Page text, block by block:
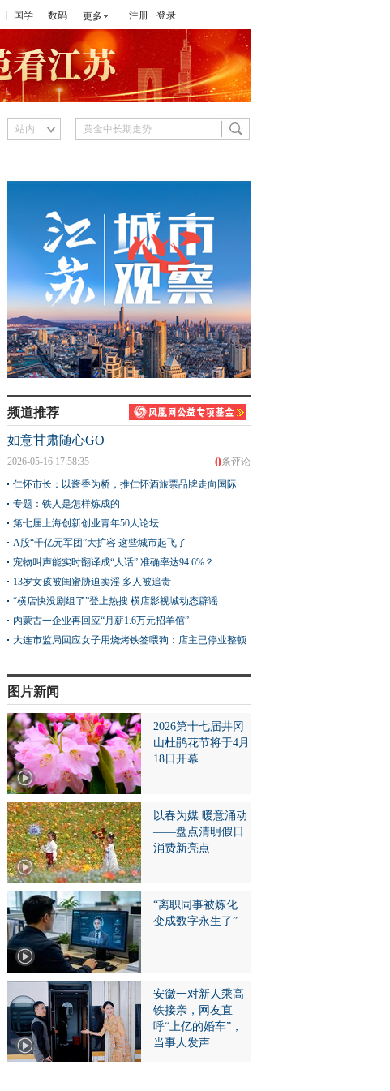
国学 数码 更多 注册 登录
站内
频道推荐
如意甘肃随心GO
0条评论
2026-05-16 17:58:35
仁怀市长：以酱香为桥，推仁怀酒旅票品牌走向国际
专题：铁人是怎样炼成的
第七届上海创新创业青年50人论坛
A股“千亿元军团”大扩容 这些城市起飞了
宠物叫声能实时翻译成“人话” 准确率达94.6%？
13岁女孩被闺蜜胁迫卖淫 多人被追责
“横店快没剧组了”登上热搜 横店影视城动态辟谣
内蒙古一企业再回应“月薪1.6万元招羊倌”
大连市监局回应女子用烧烤铁签喂狗：店主已停业整顿
图片新闻
2026第十七届井冈
山杜鹃花节将于4月
18日开幕
以春为媒 暖意涌动
——盘点清明假日
消费新亮点
“离职同事被炼化
变成数字永生了”
安徽一对新人乘高
铁接亲，网友直
呼“上亿的婚车”，
当事人发声